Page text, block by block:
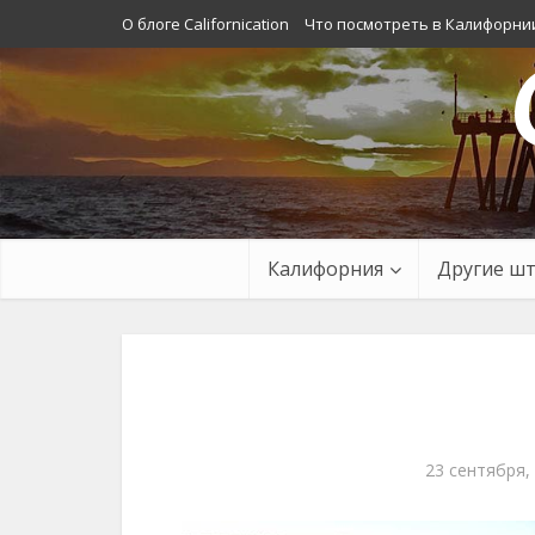
О блоге Californication Что посмотреть в
Калифорния Другие
23 сентября,